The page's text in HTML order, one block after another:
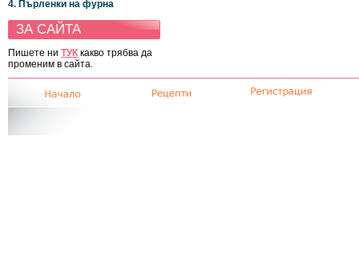
4. Пърленки на фурна
ЗА САЙТА
Пишете ни ТУК какво трябва да
променим в сайта.